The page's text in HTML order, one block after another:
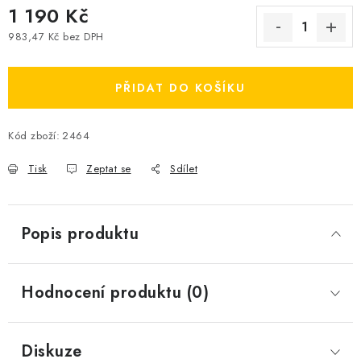
1 190 Kč
983,47 Kč bez DPH
PŘIDAT DO KOŠÍKU
Kód zboží: 2464
Tisk Zeptat se Sdílet
Popis produktu
Hodnocení produktu (0)
Diskuze